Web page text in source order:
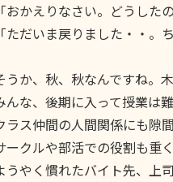
「おかえりなさい。どうし
「ただいま戻りました・・。
うか、秋、秋なんですね。
んな、後期に入って授業は
ラス仲間の人間関係にも隙
ークルや部活での役割も重
うやく慣れたバイト先、上